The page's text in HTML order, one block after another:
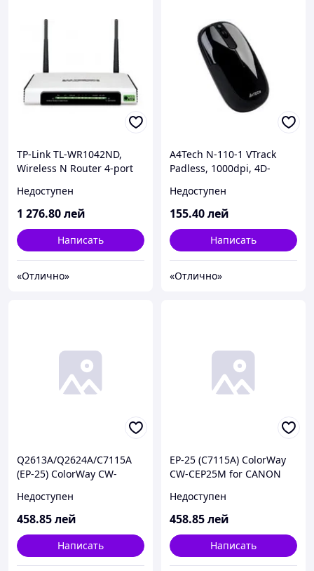
TP-Link TL-WR1042ND,
Wireless N Router 4-port
300Mbps/2.4Ghz,
2xDetachable Antena, USB
Недоступен
1 276.80лей
Написать
«Отлично»
A4Tech N-110-1 VTrack
Padless, 1000dpi, 4D-
GlosyBlack, USB
Недоступен
155.40лей
Написать
«Отлично»
Q2613A/Q2624A/C7115A
(EP-25) ColorWay CW-
1000/1005/1200/1200N/12
00SE/1220/1220SE/3300MF
P/3330MFP/3380/1300/
Недоступен
458.85лей
Написать
EP-25 (C7115A) ColorWay
CW-CEP25M for CANON
1000/1005/1200/1200N/12
00SE/1220/1220SE/3300MF
P/3330MFP/3380, black,
Недоступен
458.85лей
Написать